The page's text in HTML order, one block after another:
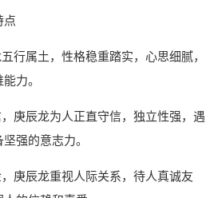
点
行属土，性格稳重踏实，心思细腻，
力。
庚辰龙为人正直守信，独立性强，遇
强的意志力。
庚辰龙重视人际关系，待人真诚友